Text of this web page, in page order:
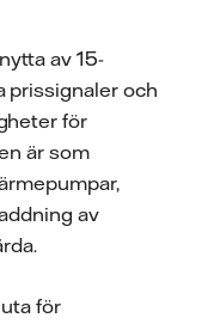
av 15-
prissignaler och
för
är som
av
för